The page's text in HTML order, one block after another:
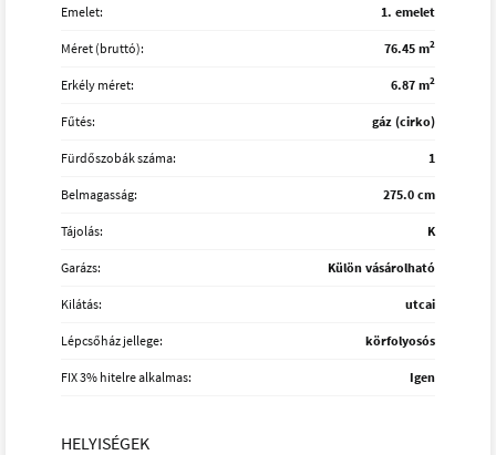
Emelet: 1. emelet
Méret (bruttó): 76.45 m2
Erkély méret: 6.87 m2
Fűtés: gáz (cirko)
Fürdőszobák száma: 1
Belmagasság: 275.0 cm
Tájolás: K
Garázs: Külön vásárolható
Kilátás: utcai
Lépcsőház jellege: körfolyosós
FIX 3% hitelre alkalmas: Igen
HELYISÉGEK